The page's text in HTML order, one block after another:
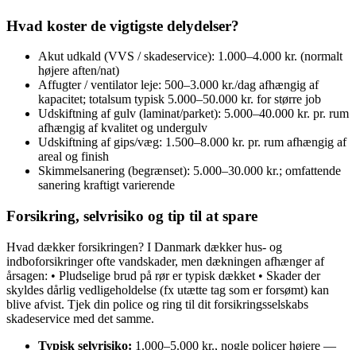
Hvad koster de vigtigste delydelser?
Akut udkald (VVS / skadeservice): 1.000–4.000 kr. (normalt
højere aften/nat)
Affugter / ventilator leje: 500–3.000 kr./dag afhængig af
kapacitet; totalsum typisk 5.000–50.000 kr. for større job
Udskiftning af gulv (laminat/parket): 5.000–40.000 kr. pr. rum
afhængig af kvalitet og undergulv
Udskiftning af gips/væg: 1.500–8.000 kr. pr. rum afhængig af
areal og finish
Skimmelsanering (begrænset): 5.000–30.000 kr.; omfattende
sanering kraftigt varierende
Forsikring, selvrisiko og tip til at spare
Hvad dækker forsikringen? I Danmark dækker hus- og
indboforsikringer ofte vandskader, men dækningen afhænger af
årsagen: • Pludselige brud på rør er typisk dækket • Skader der
skyldes dårlig vedligeholdelse (fx utætte tag som er forsømt) kan
blive afvist. Tjek din police og ring til dit forsikringsselskabs
skadeservice med det samme.
Typisk selvrisiko: 1.000–5.000 kr., nogle policer højere —